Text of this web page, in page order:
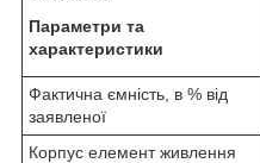
Параметри та
характеристики
Фактична ємність, в % від
заявленої
Корпус елемент живлення